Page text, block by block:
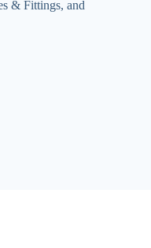
& Fittings, and